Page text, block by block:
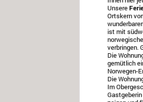
Unsere
Ortskern
ist mit
verbringen.
Die
gemütlich
Norwegen-
Die
Im